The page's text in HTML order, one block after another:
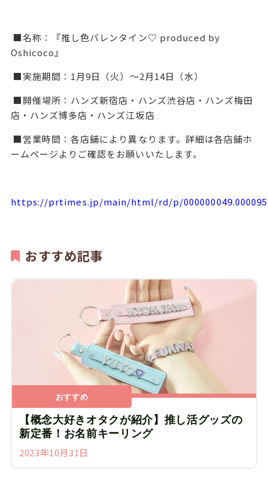
■名称：『推し色バレンタイン♡ produced by
Oshicoco』
■実施期間：1月9日（火）～2月14日（水）
■開催場所：ハンズ新宿店・ハンズ渋谷店・ハンズ梅田
店・ハンズ博多店・ハンズ江坂店
■営業時間：各店舗により異なります。詳細は各店舗ホ
ームページよりご確認をお願いいたします。
https://prtimes.jp/main/html/rd/p/
おすすめ記事
おすすめ
【概念大好きオタクが紹介】推し活グッズの
新定番！お名前キーリング
2023年10月31日